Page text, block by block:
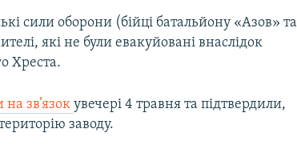
сили оборони (бійці батальйону «Азов» та
які не були евакуйовані внаслідок
Хреста.
зв’язокувечері 4 травня та підтвердили,
заводу.